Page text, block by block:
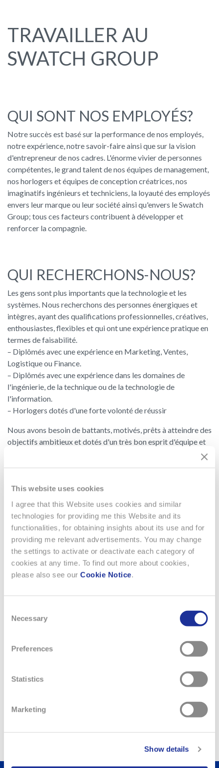
This website uses cookies
I agree that this Website uses cookies and similar
technologies for providing me this Website and its
functionalities, for obtaining insights about its use and for
providing me relevant advertisements. You may change
the settings to activate or deactivate each category of
cookies at any time. To find out more about cookies,
please also see our Cookie Notice.
Selection
Necessary
Preferences
Statistics
Marketing
Show details
TRAVAILLER AU
SWATCH GROUP
QUI SONT NOS EMPLOYÉS?
Notre succès est basé sur la performance de nos employés,
notre expérience, notre savoir-faire ainsi que sur la vision
d'entrepreneur de nos cadres. L'énorme vivier de personnes
compétentes, le grand talent de nos équipes de management,
nos horlogers et équipes de conception créatrices, nos
imaginatifs ingénieurs et techniciens, la loyauté des employés
envers leur marque ou leur société ainsi qu'envers le Swatch
Group; tous ces facteurs contribuent à développer et
renforcer la compagnie.
QUI RECHERCHONS-NOUS?
Les gens sont plus importants que la technologie et les
systèmes. Nous recherchons des personnes énergiques et
intègres, ayant des qualifications professionnelles, créatives,
enthousiastes, flexibles et qui ont une expérience pratique en
termes de faisabilité.
– Diplômés avec une expérience en Marketing, Ventes,
Logistique ou Finance.
– Diplômés avec une expérience dans les domaines de
l'ingénierie, de la technique ou de la technologie de
l'information.
– Horlogers dotés d'une forte volonté de réussir
Nous avons besoin de battants, motivés, prêts à atteindre des
objectifs ambitieux et dotés d'un très bon esprit d'équipe et
QU'ALLEZ-VOUS TROUVER AU
SWATCH GROUP?
Une atmosphère assidue, dynamique et un environnement
prospère par excellence. Les innovations techniques et
l'excellence des produits vous offriront un nombre
incomparable d'opportunités de faire vos preuves. Vous
opérationnelles, en continuant d'innover pour l'avenir et à
ressources humaines, continue de se développer avec une
croissance contrôlée en suivant les réalités du marché dans
équitable, toujours à la recherche de nouvelles idées, de
nouveaux défis et qui est disposé à communiquer avec vous.